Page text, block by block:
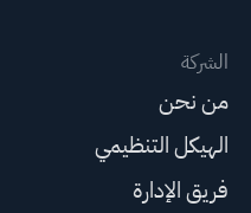
الشركة
من نحن
الهيكل التنظيمي
فريق الإدارة